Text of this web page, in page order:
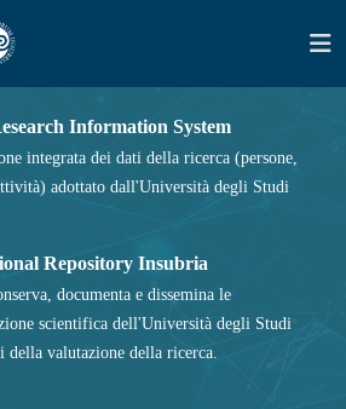
Information System
integrata dei dati della ricerca (persone,
adottato dall'Università degli Studi
Repository Insubria
documenta e dissemina le
scientifica dell'Università degli Studi
della valutazione della ricerca.